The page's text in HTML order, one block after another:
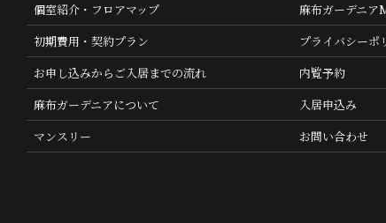
個室紹介・フロアマップ
初期費用・契約プラン
お申し込みからご入居までの流れ
麻布ガーデニアについて
マンスリー
麻布ガーデニア
プライバシーポ
内覧予約
入居申込み
お問い合わせ